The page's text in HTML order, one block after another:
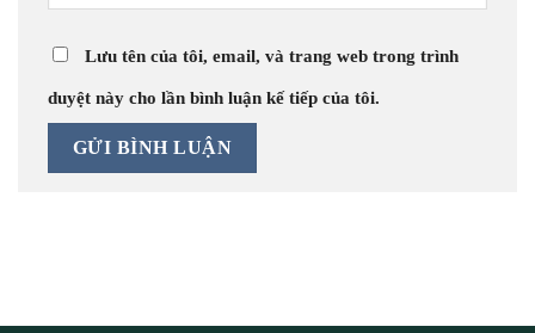
Lưu tên của tôi, email, và trang web trong trình
duyệt này cho lần bình luận kế tiếp của tôi.